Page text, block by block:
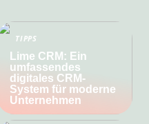
TIPPS
Lime CRM: Ein
umfassendes
digitales CRM-
System für moderne
Unternehmen